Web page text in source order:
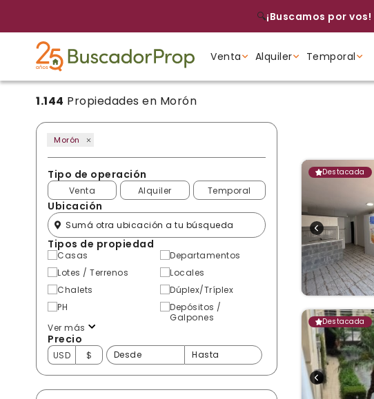
🔍¡Buscamos por vos!
Venta
Tipo de propiedad
Alquiler
Tipo de propiedad
Temporal
Tipo de propiedad
1.144 Propiedades en Morón
Morón
Tipo de operación
Venta Alquiler Temporal
Ubicación
Tipos de propiedad
Casas
Departamentos
Lotes / Terrenos
Locales
Chalets
Dúplex/Tríplex
PH
Depósitos /
Galpones
Ver más
Precio
USD $
Destacada
Destacada